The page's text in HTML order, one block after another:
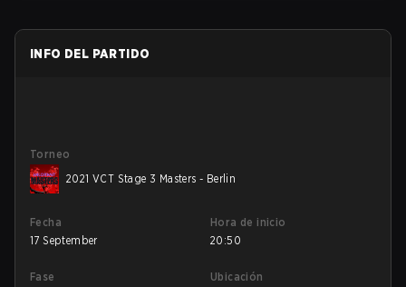
INFO DEL PARTIDO
Torneo
2021 VCT Stage 3 Masters - Berlin
Fecha
17 September
Hora de inicio
20:50
Fase
Ubicación